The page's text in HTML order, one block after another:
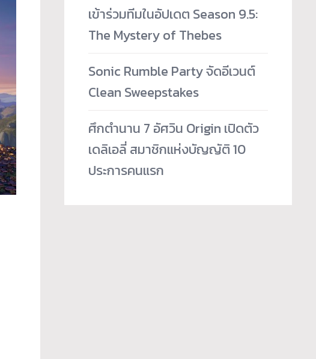
เข้าร่วมทีมในอัปเดต Season 9.5:
The Mystery of Thebes
Sonic Rumble Party จัดอีเวนต์
Clean Sweepstakes
ศึกตำนาน 7 อัศวิน Origin เปิดตัว
เดลิเอลี่ สมาชิกแห่งบัญญัติ 10
ประการคนแรก